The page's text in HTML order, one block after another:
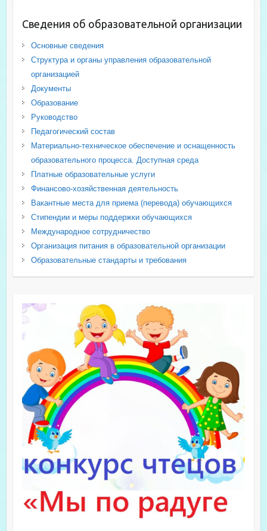
Сведения об образовательной организации
Основные сведения
Структура и органы управления образовательной
организацией
Документы
Образование
Руководство
Педагогический состав
Материально-техническое обеспечение и оснащенность
образовательного процесса. Доступная среда
Платные образовательные услуги
Финансово-хозяйственная деятельность
Вакантные места для приема (перевода) обучающихся
Стипендии и меры поддержки обучающихся
Международное сотрудничество
Организация питания в образовательной организации
Образовательные стандарты и требования